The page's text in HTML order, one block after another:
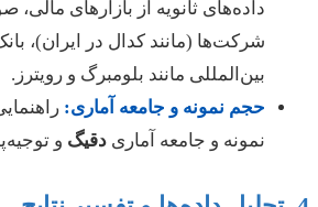
داده‌های ثانویه از بازارهای مالی،
شرکت‌ها (مانند کدال در ایران)،
بین‌المللی مانند بلومبرگ و رویترز.
حجم نمونه و جامعه آماری:راهنمایی
نمونه و جامعه آماریدقیگو توجیه‌پذیر.